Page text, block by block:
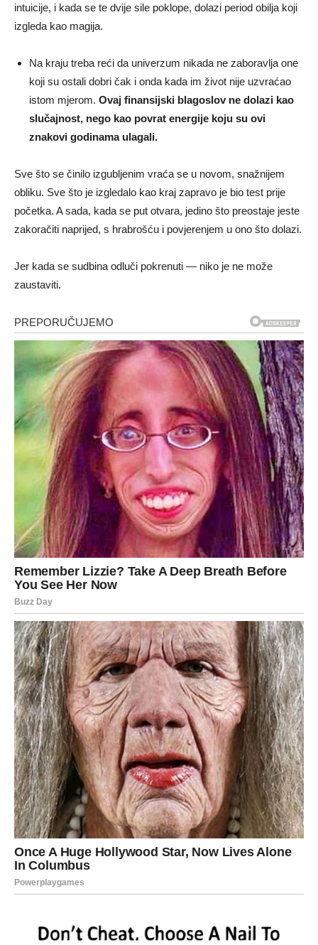
intuicije, i kada se te dvije sile poklope, dolazi period obilja koji
izgleda kao magija.
Na kraju treba reći da univerzum nikada ne zaboravlja one
koji su ostali dobri čak i onda kada im život nije uzvraćao
istom mjerom. Ovaj finansijski blagoslov ne dolazi kao
slučajnost, nego kao povrat energije koju su ovi
znakovi godinama ulagali.
Sve što se činilo izgubljenim vraća se u novom, snažnijem
obliku. Sve što je izgledalo kao kraj zapravo je bio test prije
početka. A sada, kada se put otvara, jedino što preostaje jeste
zakoračiti naprijed, s hrabrošću i povjerenjem u ono što dolazi.
Jer kada se sudbina odluči pokrenuti — niko je ne može
zaustaviti.